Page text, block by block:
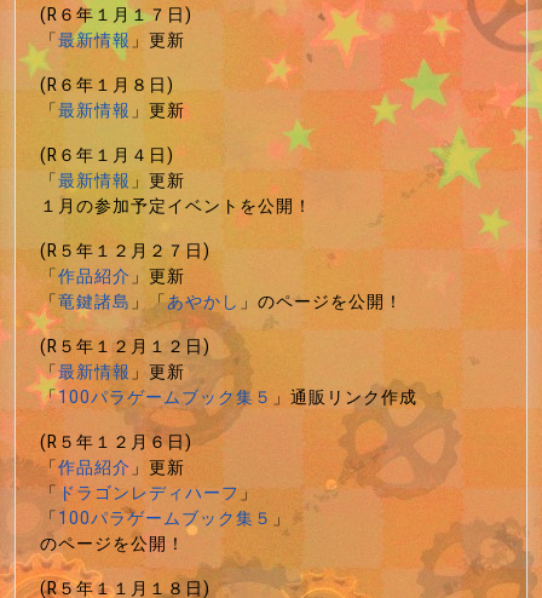
(R６年１月１７日)
「最新情報」更新
(R６年１月８日)
「最新情報」更新
(R６年１月４日)
「最新情報」更新
１月の参加予定イベントを公開！
(R５年１２月２７日)
「作品紹介」更新
「竜鍵諸島」「あやかし」のページを公開！
(R５年１２月１２日)
「最新情報」更新
「100パラゲームブック集５ 」通販リンク作成
(R５年１２月６日)
「作品紹介」更新
「ドラゴンレディハーフ」
「100パラゲームブック集５ 」
のページを公開！
(R５年１１月１８日)